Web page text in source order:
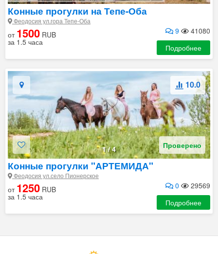
Конные прогулки на Тепе-Оба
Феодосия ул.гора Тепе-Оба
9 41080
от 1500 RUB
за 1.5 часа
Подробнее
1/4
10.0
Проверено
Конные прогулки "АРТЕМИДА"
Феодосия ул.село Пионерское
0 29569
от 1250 RUB
за 1.5 часа
Подробнее